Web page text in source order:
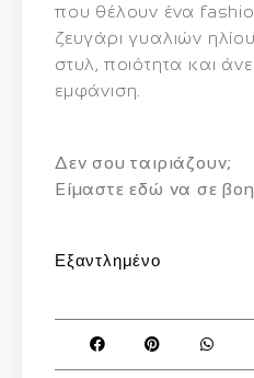
που θέλουν ένα
ζευγάρι γυαλιών
στυλ, ποιότητα και
εμφάνιση.
Δεν σου ταιριάζουν;
Eίμαστε εδώ να σε
Εξαντλημένο